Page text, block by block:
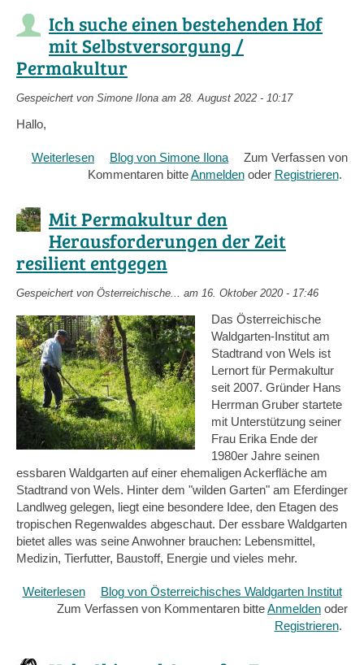
und
weitere
zukunftsfähige
Agroforst-
Systeme
von
zur
Syntropischen
Agrikultur
Ich suche einen bestehenden Hof
mit Selbstversorgung /
Permakultur
Gespeichert von Simone Ilona am 28. August 2022 - 10:17
Hallo,
Weiterlesen über
Ich
bestehenden
Hof
mit
Selbstversorgung
/
Blog von Simone Ilona
Zum Verfassen von
Kommentaren bitteAnmeldenoder Registrieren.
Mit Permakultur den
Herausforderungen der Zeit
resilient entgegen
Gespeichert von Österreichische... am 16. Oktober 2020 - 17:46
Das Österreichische
Waldgarten-Institut am
Stadtrand von Wels ist
Lernort für Permakultur
seit 2007. Gründer Hans
Herrman Gruber startete
mit Unterstützung seiner
Frau Erika Ende der
1980er Jahre seinen
essbaren Waldgarten auf einer ehemaligen Ackerfläche am
Stadtrand von Wels. Hinter dem "wilden Garten" am Eferdinger
Landlweg gelegen, liegt eine besondere Idee, den Etagen des
tropischen Regenwaldes abgeschaut. Der essbare Waldgarten
bietet alles was seine Anwohner brauchen: Lebensmittel,
Medizin, Tierfutter, Baustoff, Energie und vieles mehr.
Weiterlesenüber
Mit
Blog von Österreichisches Waldgarten Institut
Zum Verfassen von Kommentaren bitteAnmelden oder
Registrieren.